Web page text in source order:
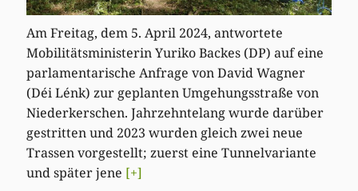
Am Freitag, dem 5. April 2024, antwortete
Mobilitätsministerin Yuriko Backes (DP) auf eine
parlamentarische Anfrage von David Wagner
(Déi Lénk) zur geplanten Umgehungsstraße von
Niederkerschen. Jahrzehntelang wurde darüber
gestritten und 2023 wurden gleich zwei neue
Trassen vorgestellt; zuerst eine Tunnelvariante
und später jene [+]